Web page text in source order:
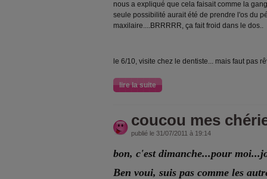
nous a expliqué que cela faisait comme la
seule possibilité aurait été de prendre l'os du
maxilaire....BRRRRR, ça fait froid dans le dos..
le 6/10, visite chez le dentiste... mais faut pas
lire la suite
coucou mes
publié le 31/07/2011 à 19:14
bon, c'est dimanche...pour
Ben voui, suis pas comme les